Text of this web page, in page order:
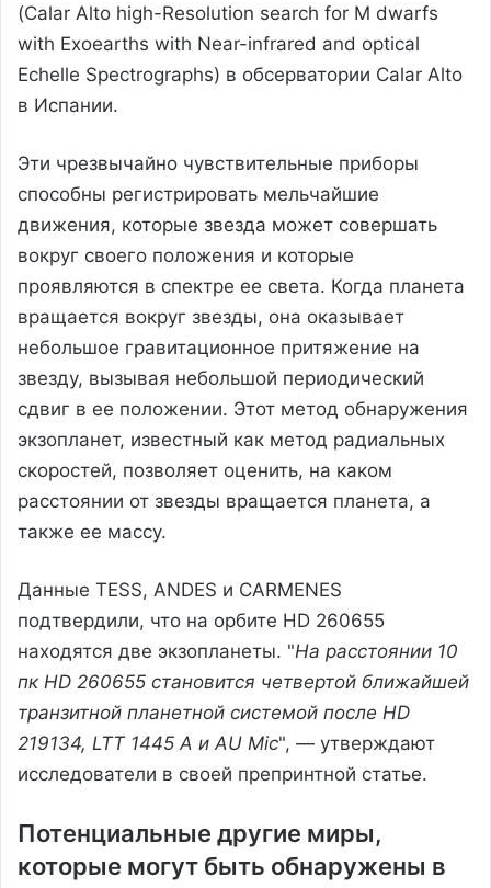
(Calar Alto high-Resolution search for M dwarfs
with Exoearths with Near-infrared and optical
Echelle Spectrographs) в обсерватории Calar Alto
в Испании.
Эти чрезвычайно чувствительные приборы
способны регистрировать мельчайшие
движения, которые звезда может совершать
вокруг своего положения и которые
проявляются в спектре ее света. Когда планета
вращается вокруг звезды, она оказывает
небольшое гравитационное притяжение на
звезду, вызывая небольшой периодический
сдвиг в ее положении. Этот метод обнаружения
экзопланет, известный как метод радиальных
скоростей, позволяет оценить, на каком
расстоянии от звезды вращается планета, а
также ее массу.
Данные TESS, ANDES и CARMENES
подтвердили, что на орбите HD 260655
находятся две экзопланеты. "На расстоянии 10
пк HD 260655 становится четвертой ближайшей
транзитной планетной системой после HD
219134, LTT 1445 A и AU Mic", — утверждают
исследователи в своей препринтной статье.
Потенциальные другие миры,
которые могут быть обнаружены в